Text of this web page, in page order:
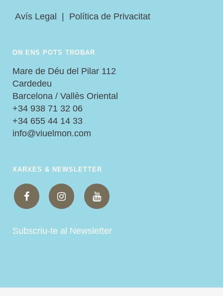
Avís Legal Política de Privacitat
ON ENS POTS TROBAR
Mare de Déu del Pilar 112
Cardedeu
Barcelona / Vallès Oriental
+34 938 71 32 06
+34 655 44 14 33
info@viuelmon.com
XARXES & NEWSLETTER
Subscriu-te al Newsletter